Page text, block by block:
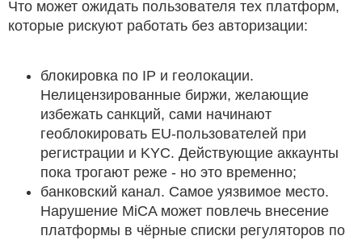
Что может ожидать пользователя тех платформ,
которые рискуют работать без авторизации:
блокировка по IP и геолокации.
Нелицензированные биржи, желающие
избежать санкций, сами начинают
геоблокировать EU-пользователей при
регистрации и KYC. Действующие аккаунты
пока трогают реже - но это временно;
банковский канал. Самое уязвимое место.
Нарушение MiCA может повлечь внесение
платформы в чёрные списки регуляторов по